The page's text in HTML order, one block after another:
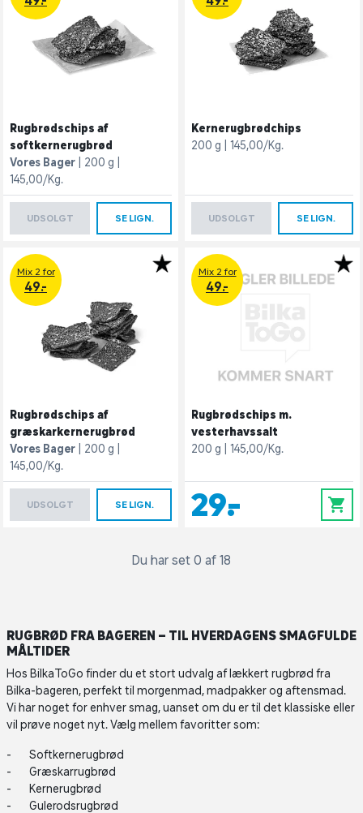
Rugbrødschips af
softkernerugbrød
Vores Bager
200 g
145,00/Kg.
UDSOLGT SE LIGN.
Kernerugbrødchips
200 g
145,00/Kg.
UDSOLGT SE LIGN.
Mix 2 for
49.-
Rugbrødschips af
græskarkernerugbrød
Vores Bager
200 g
145,00/Kg.
UDSOLGT SE LIGN.
Mix 2 for
49.-
Rugbrødschips m.
vesterhavssalt
200 g
145,00/Kg.
29,- 0
Du har set 0 af 18
RUGBRØD FRA BAGEREN – TIL HVERDAGENS SMAGFULDE
MÅLTIDER
Hos BilkaToGo finder du et stort udvalg af lækkert rugbrød fra
Bilka-bageren, perfekt til morgenmad, madpakker og aftensmad.
Vi har noget for enhver smag, uanset om du er til det klassiske eller
vil prøve noget nyt. Vælg mellem favoritter som:
Softkernerugbrød
Græskarrugbrød
Kernerugbrød
Gulerodsrugbrød